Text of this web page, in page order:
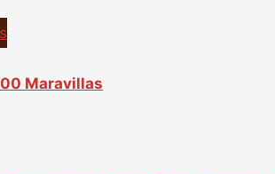
Maravillas